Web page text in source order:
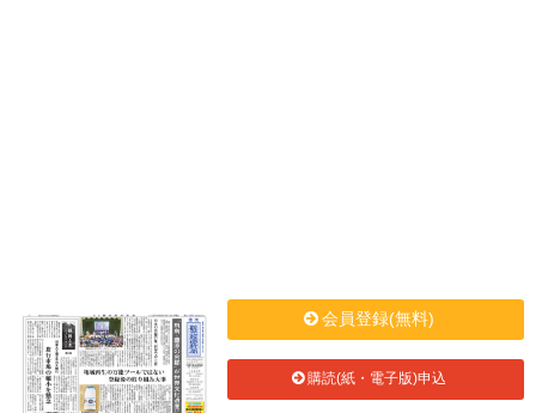
会員登録(無料)
購読(紙・電子版)申込